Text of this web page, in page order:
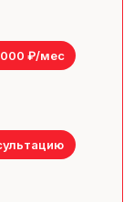
₽/мес